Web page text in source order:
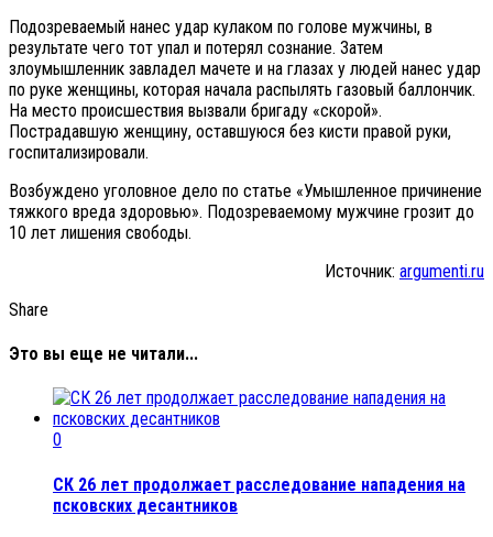
Подозреваемый нанес удар кулаком по голове мужчины, в
результате чего тот упал и потерял сознание. Затем
злоумышленник завладел мачете и на глазах у людей нанес удар
по руке женщины, которая начала распылять газовый баллончик.
На место происшествия вызвали бригаду «скорой».
Пострадавшую женщину, оставшуюся без кисти правой руки,
госпитализировали.
Возбуждено уголовное дело по статье «Умышленное причинение
тяжкого вреда здоровью». Подозреваемому мужчине грозит до
10 лет лишения свободы.
Источник: argumenti.ru
Share
Это вы еще не читали...
0
СК 26 лет продолжает расследование нападения на
псковских десантников